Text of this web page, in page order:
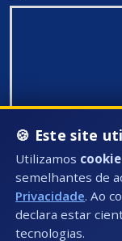
🍪 Este site
Utilizamos
semelhantes de
Privacidade. Ao
declara estar
tecnologias.